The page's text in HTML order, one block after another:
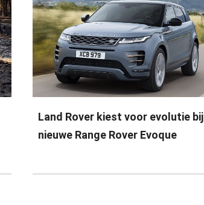
Land Rover kiest voor evolutie bij
nieuwe Range Rover Evoque